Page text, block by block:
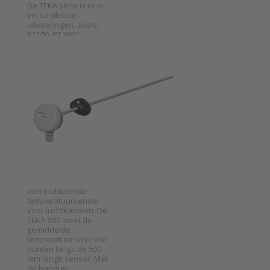
De TEKA serie is er in
verschillende
uitvoeringen, zoals;
PT100, PT1000,
kanaalmontage
serie TEKA-
500
een middelende
temperatuursensor
voor luchtkanalen. De
TEKA-500 meet de
gemiddelde
temperatuur over vier
punten langs de 500
mm lange sensor. Met
Press ENTER for
more options to
Middelende
temperatuursensor
voor
kanaalmontage